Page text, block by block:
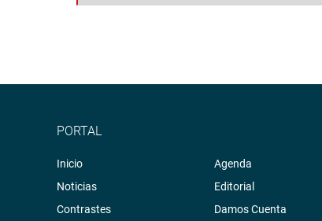
PORTAL
Inicio
Noticias
Contrastes
Agenda
Editorial
Damos Cuenta